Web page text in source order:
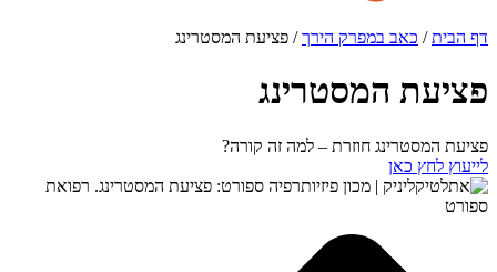
דף הבית/ כאב במפרק הירך/ פציעת המסטרינג
פציעת המסטרינג
פציעת המסטרינג חוזרת – למה זה קורה?
לייעוץ לחץ כאן